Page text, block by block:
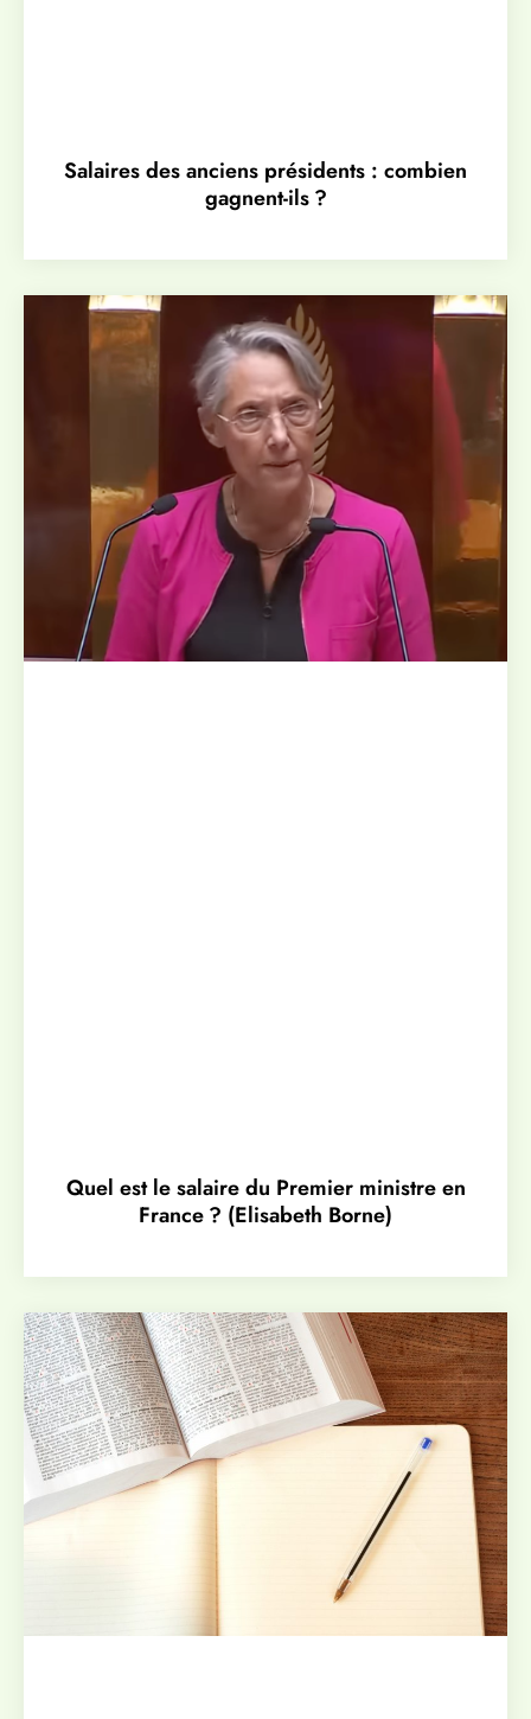
Salaires des anciens présidents : combien
gagnent-ils ?
Quel est le salaire du Premier ministre en
France ? (Elisabeth Borne)